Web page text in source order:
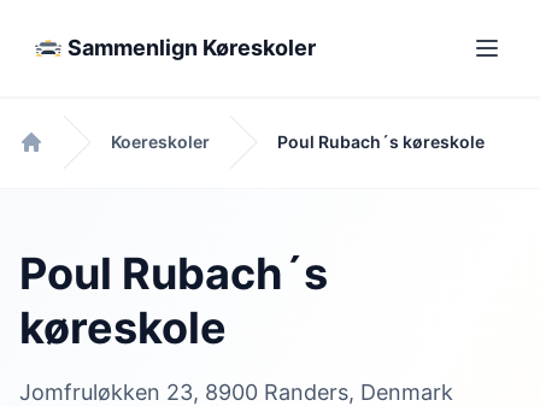
Sammenlign Køreskoler
Forside
Koereskoler Poul Rubach´s køreskole
Poul Rubach´s
køreskole
Jomfruløkken 23, 8900 Randers, Denmark